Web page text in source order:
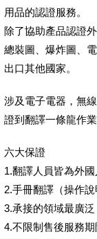
用品的認證服務。
除了協助產品認證
總裝圖、爆炸圖、
出口其他國家。
涉及電子電器，無
證到翻譯一條龍作
六大保證
1.翻譯人員皆為外國
2.手冊翻譯（操作說
3.承接的領域最廣泛
4.不限制售後服務